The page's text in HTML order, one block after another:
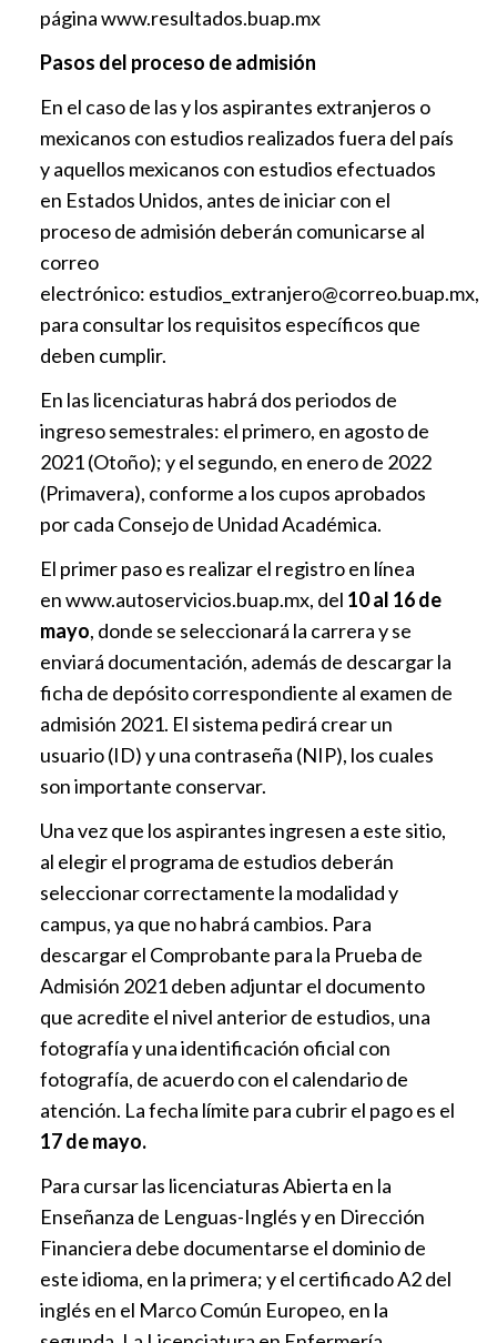
páginawww.resultados.buap.mx
Pasos del proceso de admisión
En el caso de las y los aspirantes extranjeros o
mexicanos con estudios realizados fuera del país
y aquellos mexicanos con estudios efectuados
en Estados Unidos, antes de iniciar con el
proceso de admisión deberán comunicarse al
correo
electrónico: estudios_extranjero@correo.buap.mx,
para consultar los requisitos específicos que
deben cumplir.
En las licenciaturas habrá dos periodos de
ingreso semestrales: el primero, en agosto de
2021 (Otoño); y el segundo, en enero de 2022
(Primavera), conforme a los cupos aprobados
por cada Consejo de Unidad Académica.
El primer paso es realizar el registro en línea
enwww.autoservicios.buap.mx, del 10 al 16 de
mayo, donde se seleccionará la carrera y se
enviará documentación, además de descargar la
ficha de depósito correspondiente al examen de
admisión 2021. El sistema pedirá crear un
usuario (ID) y una contraseña (NIP), los cuales
son importante conservar.
Una vez que los aspirantes ingresen a este sitio,
al elegir el programa de estudios deberán
seleccionar correctamente la modalidad y
campus, ya que no habrá cambios. Para
descargar el Comprobante para la Prueba de
Admisión 2021 deben adjuntar el documento
que acredite el nivel anterior de estudios, una
fotografía y una identificación oficial con
fotografía, de acuerdo con el calendario de
atención. La fecha límite para cubrir el pago es el
17 de mayo.
Para cursar las licenciaturas Abierta en la
Enseñanza de Lenguas-Inglés y en Dirección
Financiera debe documentarse el dominio de
este idioma, en la primera; y el certificado A2 del
inglés en el Marco Común Europeo, en la